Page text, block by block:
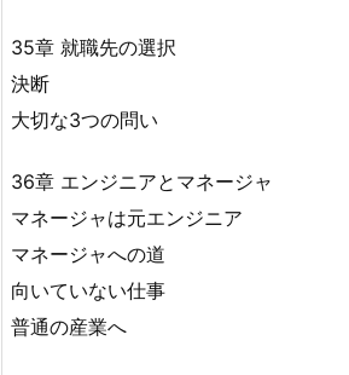
35章 就職先の選択
決断
大切な3つの問い
36章 エンジニアとマネージャ
マネージャは元エンジニア
マネージャへの道
向いていない仕事
普通の産業へ